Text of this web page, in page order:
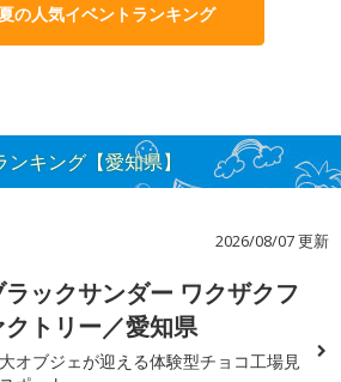
の人気イベントランキング
キング【愛知県】
2026/08/07 更新
ラックサンダー ワクザクフ
クトリー／愛知県
オブジェが迎える体験型チョコ工場見